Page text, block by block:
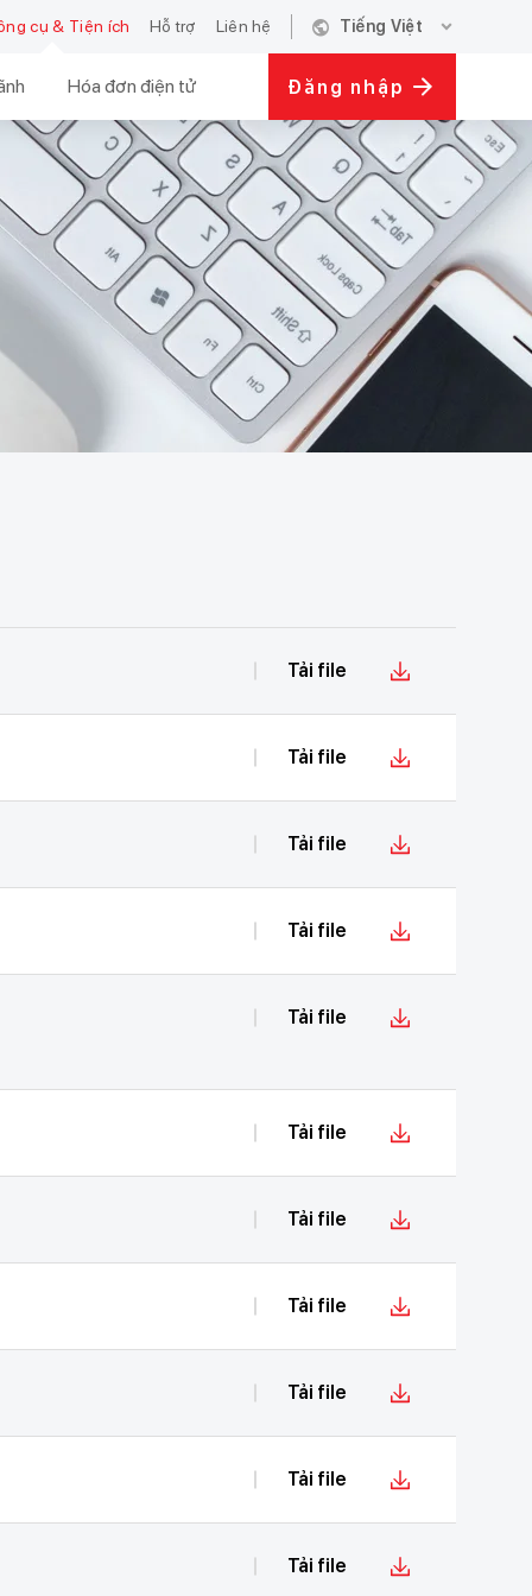
cụ & Tiện ích Hỗ trợ Liên hệ public Tiếng Việt expand_more
Hóa đơn điện tử Đăng nhập
Tải file
Tải file
Tải file
Tải file
Tải file
Tải file
Tải file
Tải file
Tải file
Tải file
Tải file